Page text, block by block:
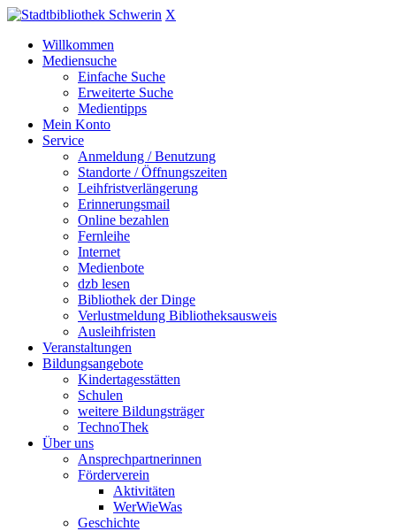
X
Willkommen
Mediensuche
Einfache Suche
Erweiterte Suche
Medientipps
Mein Konto
Service
Anmeldung / Benutzung
Standorte / Öffnungszeiten
Leihfristverlängerung
Erinnerungsmail
Online bezahlen
Fernleihe
Internet
Medienbote
dzb lesen
Bibliothek der Dinge
Verlustmeldung Bibliotheksausweis
Ausleihfristen
Veranstaltungen
Bildungsangebote
Kindertagesstätten
Schulen
weitere Bildungsträger
TechnoThek
Über uns
Ansprechpartnerinnen
Förderverein
Aktivitäten
WerWieWas
Geschichte